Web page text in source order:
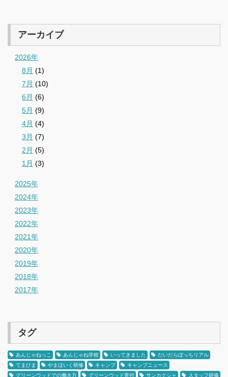
アーカイブ
2026年
8月 (1)
7月 (10)
6月 (6)
5月 (9)
4月 (4)
3月 (7)
2月 (5)
1月 (3)
2025年
2024年
2023年
2022年
2021年
2020年
2019年
2018年
2017年
タグ
あんじゃねっこ あんじゃね学校 いってきました
だいだらぼっちリアル
てまひま
やまほいく研修 キャンプ
キャンプニュース
グリーンウッドでの働き方
グリーンウッド寄付 サンカクシャ スタッフ研修